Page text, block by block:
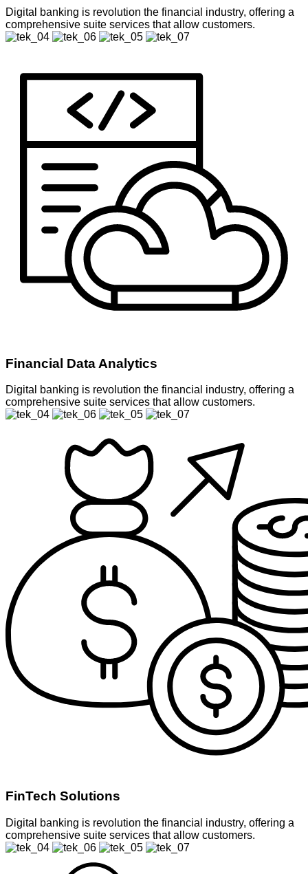
Digital banking is revolution the financial industry, offering a
comprehensive suite services that allow customers.
Financial Data Analytics
Digital banking is revolution the financial industry, offering a
comprehensive suite services that allow customers.
FinTech Solutions
Digital banking is revolution the financial industry, offering a
comprehensive suite services that allow customers.